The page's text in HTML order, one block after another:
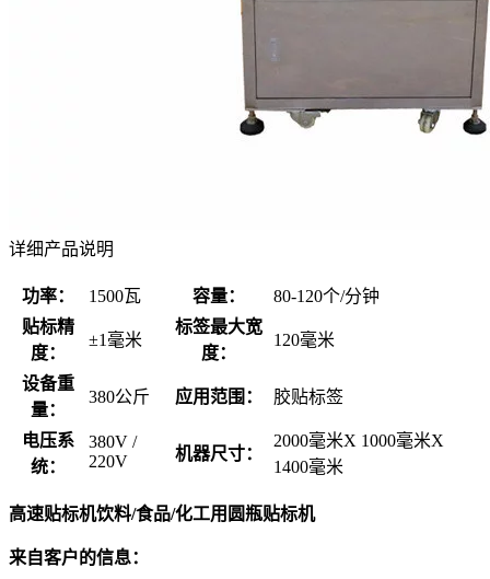
详细产品说明
功率： 1500瓦 容量：
80-120个/分钟
贴标精
度：
±1毫米
标签最大宽
度：
120毫米
设备重
量：
380公斤 应用范围： 胶贴标签
电压系
统：
380V /
220V
机器尺寸：
2000毫米X 1000毫米X
1400毫米
高速贴标机饮料/食品/化工用圆瓶贴标机
来自客户的信息：